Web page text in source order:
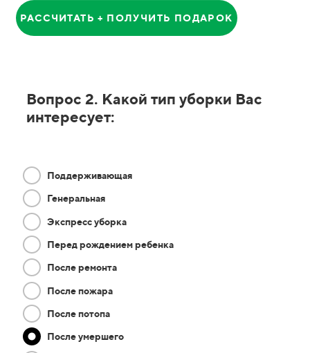
РАССЧИТАТЬ + ПОЛУЧИТЬ ПОДАРОК
Вопрос 2. Какой тип уборки Вас
интересует:
Поддерживающая
Генеральная
Экспресс уборка
Перед рождением ребенка
После ремонта
После пожара
После потопа
После умершего